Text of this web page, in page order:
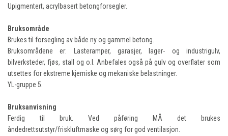
Upigmentert, acrylbasert betongforsegler.
Bruksområde
Brukes til forsegling av både ny og gammel betong.
Bruksområdene er: Lasteramper, garasjer, lager- og industrigulv,
bilverksteder, fjøs, stall og o.l. Anbefales også på gulv og overflater som
utsettes for ekstreme kjemiske og mekaniske belastninger.
YL-gruppe 5.
Bruksanvisning
Ferdig til bruk. Ved påføring MÅ det brukes
åndedrettsutstyr/friskluftmaske og sørg for god ventilasjon.